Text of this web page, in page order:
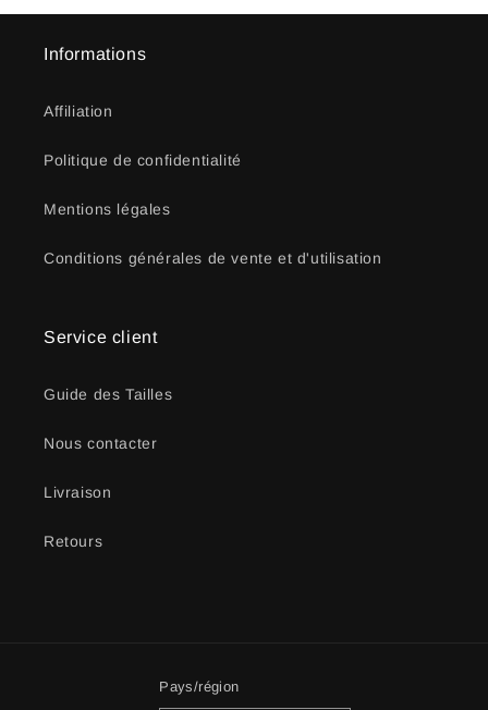
Informations
Affiliation
Politique de confidentialité
Mentions légales
Conditions générales de vente et d'utilisation
Service client
Guide des Tailles
Nous contacter
Livraison
Retours
Pays/région